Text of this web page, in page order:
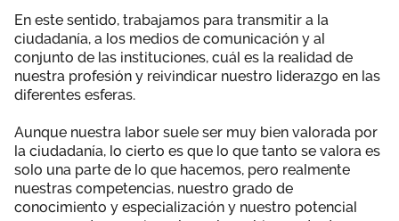
Ventajas
Noticias
Sala de prensa
Perspectivas
Vídeos
Contáctanos
Área privada
Únete
En este sentido, trabajamos para transmitir a la
ciudadanía, a los medios de comunicación y al
conjunto de las instituciones, cuál es la realidad de
nuestra profesión y reivindicar nuestro liderazgo en las
diferentes esferas.
Aunque nuestra labor suele ser muy bien valorada por
la ciudadanía, lo cierto es que lo que tanto se valora es
solo una parte de lo que hacemos, pero realmente
nuestras competencias, nuestro grado de
conocimiento y especialización y nuestro potencial